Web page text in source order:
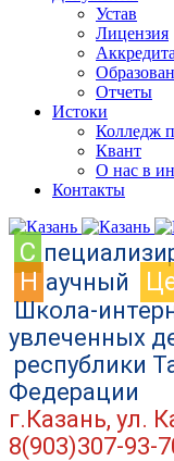
Устав
Лицензия
Отчеты
Истоки
Колледж
Квант
О нас в
Контакты
C
Н аучный
Школа-
увлеченных
республики
Федерации
г.Казань, ул.
8(903)307-93-